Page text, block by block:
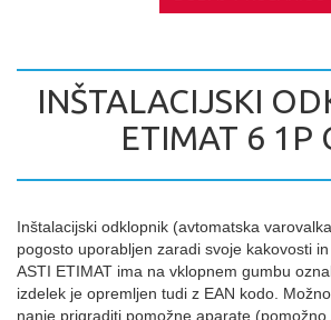
INŠTALACIJSKI
ETIMAT 6 1P
Inštalacijski odklopnik (avtomatska
pogosto uporabljen zaradi svoje kakovosti
ASTI ETIMAT ima na vklopnem gumbu
izdelek je opremljen tudi z EAN kodo.
nanje prigraditi pomožne aparate